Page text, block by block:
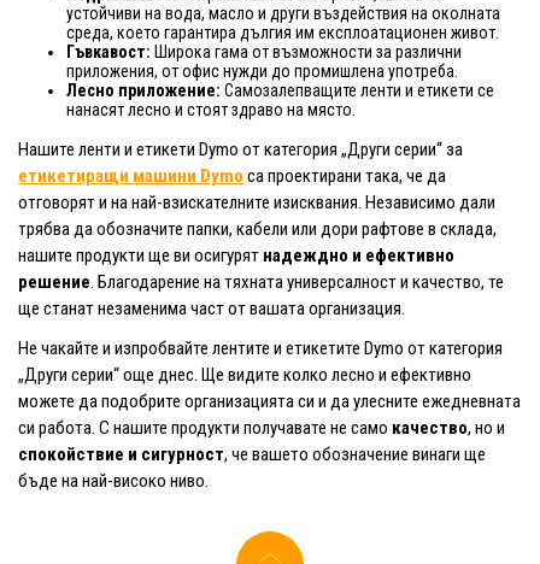
устойчиви на вода, масло и други въздействия на околната
среда, което гарантира дългия им експлоатационен живот.
Гъвкавост: Широка гама от възможности за различни
приложения, от офис нужди до промишлена употреба.
Лесно приложение: Самозалепващите ленти и етикети се
нанасят лесно и стоят здраво на място.
Нашите ленти и етикети Dymo от категория „Други серии“ за
етикетиращи машини Dymo са проектирани така, че да
отговорят и на най-взискателните изисквания. Независимо дали
трябва да обозначите папки, кабели или дори рафтове в склада,
нашите продукти ще ви осигурят надеждно и ефективно
решение. Благодарение на тяхната универсалност и качество, те
ще станат незаменима част от вашата организация.
Не чакайте и изпробвайте лентите и етикетите Dymo от категория
„Други серии“ още днес. Ще видите колко лесно и ефективно
можете да подобрите организацията си и да улесните ежедневната
си работа. С нашите продукти получавате не само качество, но и
спокойствие и сигурност, че вашето обозначение винаги ще
бъде на най-високо ниво.